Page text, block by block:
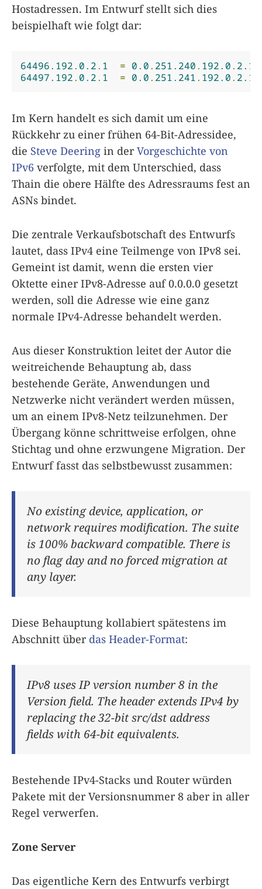
Hostadressen. Im Entwurf stellt sich dies
beispielhaft wie folgt dar:
64496.192. 0.2. 1 = 0.0. 251.240. 192.0. 2.1
64497.192. 0.2. 1 = 0.0. 251.241. 192.0. 2.1
Im Kern handelt es sich damit um eine
Rückkehr zu einer frühen 64-Bit-Adressidee,
die Steve Deering in derVorgeschichte von
IPv6 verfolgte, mit dem Unterschied, dass
Thain die obere Hälfte des Adressraums fest an
ASNs bindet.
Die zentrale Verkaufsbotschaft des Entwurfs
lautet, dass IPv4 eine Teilmenge von IPv8 sei.
Gemeint ist damit, wenn die ersten vier
Oktette einer IPv8-Adresse auf 0.0.0.0 gesetzt
werden, soll die Adresse wie eine ganz
normale IPv4-Adresse behandelt werden.
Aus dieser Konstruktion leitet der Autor die
weitreichende Behauptung ab, dass
bestehende Geräte, Anwendungen und
Netzwerke nicht verändert werden müssen,
um an einem IPv8-Netz teilzunehmen. Der
Übergang könne schrittweise erfolgen, ohne
Stichtag und ohne erzwungene Migration. Der
Entwurf fasst das selbstbewusst zusammen:
No existing device, application, or
network requires modification. The suite
is 100% backward compatible. There is
no flag day and no forced migration at
any layer.
Diese Behauptung kollabiert spätestens im
Abschnitt über das Header-Format:
IPv8 uses IP version number 8 in the
Version field. The header extends IPv4 by
replacing the 32-bit src/dst address
fields with 64-bit equivalents.
Bestehende IPv4-Stacks und Router würden
Pakete mit der Versionsnummer 8 aber in aller
Regel verwerfen.
Zone Server
Das eigentliche Kern des Entwurfs verbirgt